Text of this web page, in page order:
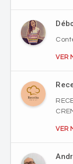
VER
VER